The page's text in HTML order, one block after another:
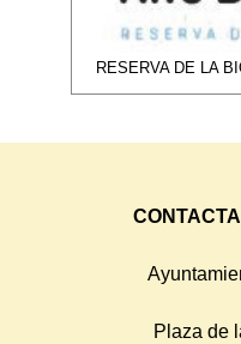
RESERVA DE LA
Plaza de